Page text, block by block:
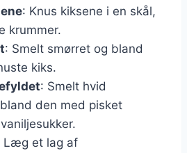
: Knus kiksene i en skål,
krummer.
: Smelt smørret og bland
kiks.
: Smelt hvid
den med pisket
Læg et lag af